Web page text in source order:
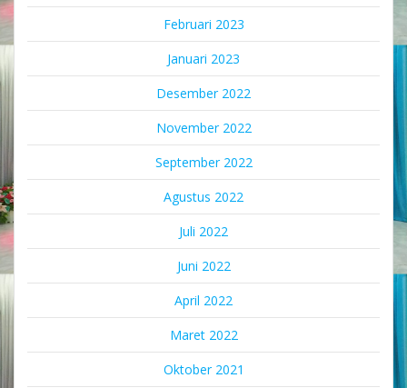
Februari 2023
Januari 2023
Desember 2022
November 2022
September 2022
Agustus 2022
Juli 2022
Juni 2022
April 2022
Maret 2022
Oktober 2021